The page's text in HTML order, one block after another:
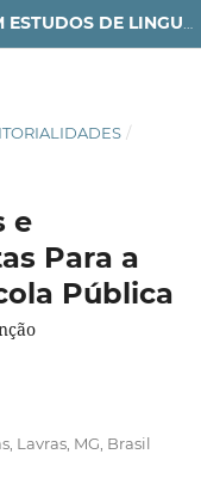
/
e
Para a
Pública
Lavras, MG, Brasil